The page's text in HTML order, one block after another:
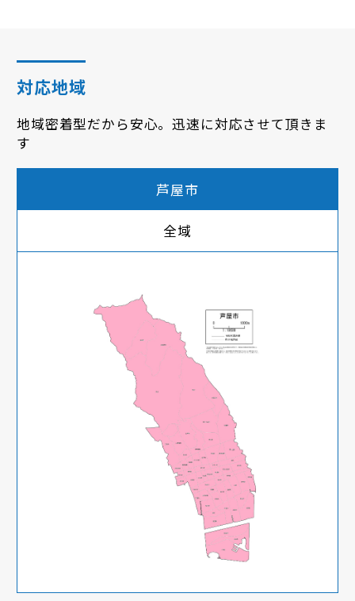
対応地域
地域密着型だから安心。迅速に対応させて頂きま
す
芦屋市
全域